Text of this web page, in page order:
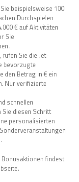
beispielsweise 100
Durchspielen
€ auf Aktivitäten
Sie
Sie die Jet-
bevorzugte
den Betrag in € ein
Nur verifizierte
schnellen
diesen Schritt
personalisierten
findest